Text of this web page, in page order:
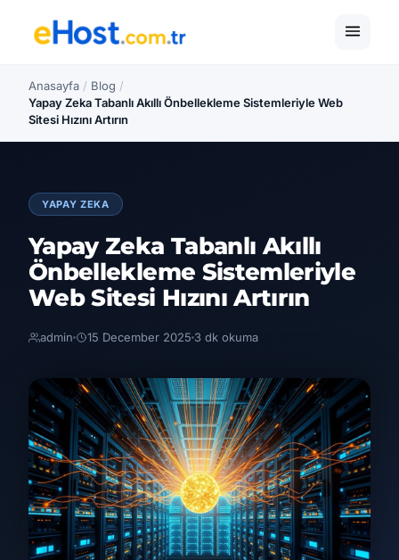
Anasayfa / Blog /
Yapay Zeka Tabanlı Akıllı Önbellekleme Sistemleriyle Web
Sitesi Hızını Artırın
YAPAY ZEKA
Yapay Zeka Tabanlı Akıllı
Önbellekleme Sistemleriyle
Web Sitesi Hızını Artırın
admin 15 December 2025 3 dk okuma